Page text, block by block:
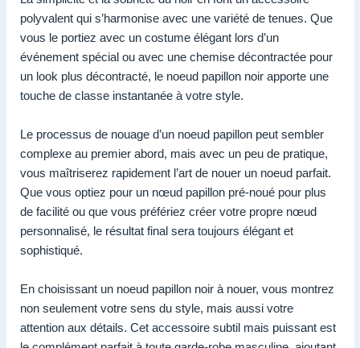
polyvalent qui s’harmonise avec une variété de tenues. Que
vous le portiez avec un costume élégant lors d’un
événement spécial ou avec une chemise décontractée pour
un look plus décontracté, le noeud papillon noir apporte une
touche de classe instantanée à votre style.
Le processus de nouage d’un noeud papillon peut sembler
complexe au premier abord, mais avec un peu de pratique,
vous maîtriserez rapidement l’art de nouer un noeud parfait.
Que vous optiez pour un nœud papillon pré-noué pour plus
de facilité ou que vous préfériez créer votre propre nœud
personnalisé, le résultat final sera toujours élégant et
sophistiqué.
En choisissant un noeud papillon noir à nouer, vous montrez
non seulement votre sens du style, mais aussi votre
attention aux détails. Cet accessoire subtil mais puissant est